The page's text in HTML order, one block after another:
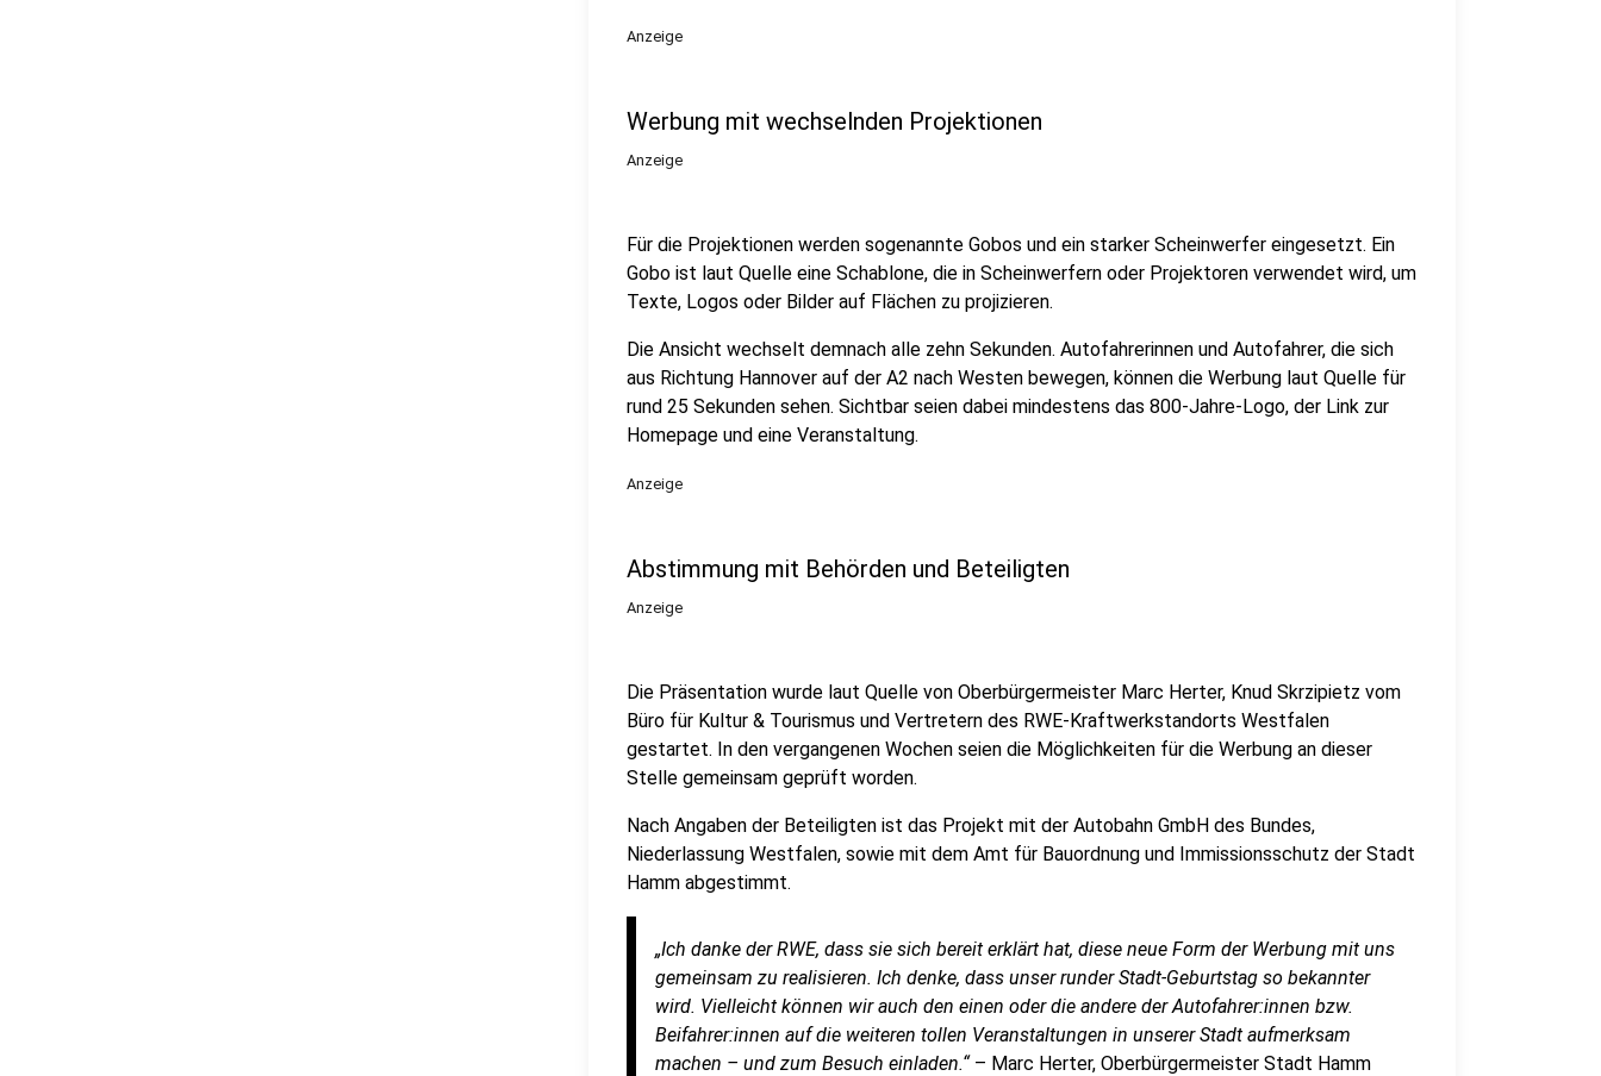
Anzeige
Werbung mit wechselnden Projektionen
Anzeige
Für die Projektionen werden sogenannte Gobos und ein starker Scheinwerfer eingesetzt. Ein
Gobo ist laut Quelle eine Schablone, die in Scheinwerfern oder Projektoren verwendet wird, um
Texte, Logos oder Bilder auf Flächen zu projizieren.
Die Ansicht wechselt demnach alle zehn Sekunden. Autofahrerinnen und Autofahrer, die sich
aus Richtung Hannover auf der A2 nach Westen bewegen, können die Werbung laut Quelle für
rund 25 Sekunden sehen. Sichtbar seien dabei mindestens das 800-Jahre-Logo, der Link zur
Homepage und eine Veranstaltung.
Anzeige
Abstimmung mit Behörden und Beteiligten
Anzeige
Die Präsentation wurde laut Quelle von Oberbürgermeister Marc Herter, Knud Skrzipietz vom
Büro für Kultur & Tourismus und Vertretern des RWE-Kraftwerkstandorts Westfalen
gestartet. In den vergangenen Wochen seien die Möglichkeiten für die Werbung an dieser
Stelle gemeinsam geprüft worden.
Nach Angaben der Beteiligten ist das Projekt mit der Autobahn GmbH des Bundes,
Niederlassung Westfalen, sowie mit dem Amt für Bauordnung und Immissionsschutz der Stadt
Hamm abgestimmt.
„Ich danke der RWE, dass sie sich bereit erklärt hat, diese neue Form der Werbung mit uns
gemeinsam zu realisieren. Ich denke, dass unser runder Stadt-Geburtstag so bekannter
wird. Vielleicht können wir auch den einen oder die andere der Autofahrer:innen bzw.
Beifahrer:innen auf die weiteren tollen Veranstaltungen in unserer Stadt aufmerksam
machen – und zum Besuch einladen.“– Marc Herter, Oberbürgermeister Stadt Hamm